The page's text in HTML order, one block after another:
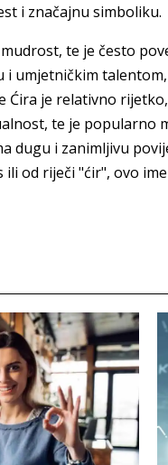
i značajnu simboliku.
te je često
umjetničkim
Ćira je relativno
te je
dugu i zanimljivu
od riječi "ćir", ovo